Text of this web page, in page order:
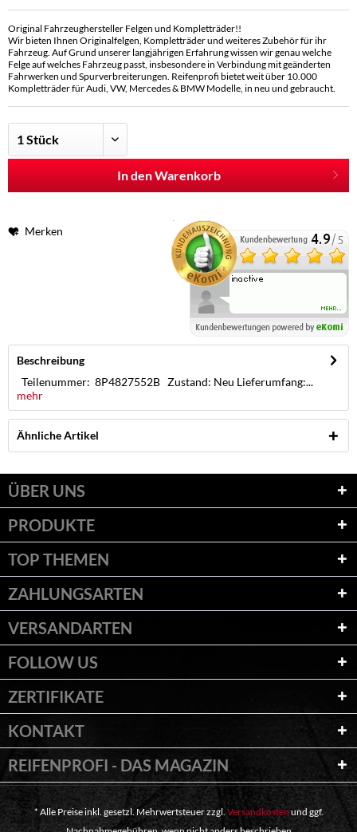
Original Fahrzeughersteller Felgen und Kompletträder!!
Wir bieten Ihnen Originalfelgen, Kompletträder und weiteres Zubehör für ihr
Fahrzeug. Auf Grund unserer langjährigen Erfahrung wissen wir genau welche
Felge auf welches Fahrzeug passt, insbesondere in Verbindung mit geänderten
Fahrwerken und Spurverbreiterungen. Reifenprofi bietet weit über 10.000
Kompletträder für Audi, VW, Mercedes & BMW Modelle, in neu und gebraucht.
In den Warenkorb
Merken
Beschreibung
Teilenummer: 8P4827552B Zustand: Neu Lieferumfang:...
mehr
Ähnliche Artikel
ÜBER UNS
PRODUKTE
TOP THEMEN
ZAHLUNGSARTEN
VERSANDARTEN
FOLLOW US
ZERTIFIKATE
KONTAKT
REIFENPROFI - DAS MAGAZIN
* Alle Preise inkl. gesetzl. Mehrwertsteuer zzgl.Versandkosten und ggf.